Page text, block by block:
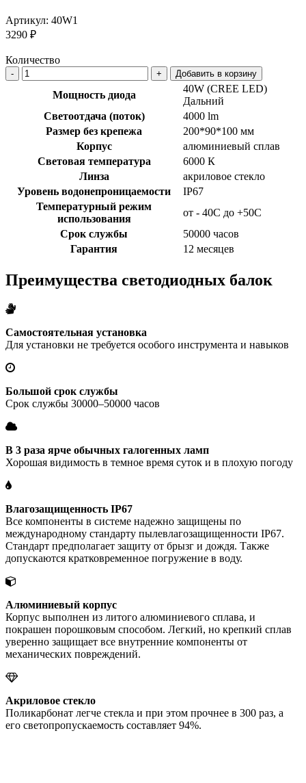
Артикул: 40W1
3290 ₽
Количество
Добавить в корзину
Мощность диода
40W (CREE LED)
Дальний
Светоотдача (поток)
4000 lm
Размер без крепежа
200*90*100 мм
Корпус
алюминиевый сплав
Световая температура
6000 К
Линза
акриловое стекло
Уровень водонепроницаемости
IP67
Температурный режим
использования
от - 40С до +50С
Срок службы
50000 часов
Гарантия
12 месяцев
Преимущества светодиодных балок
Самостоятельная установка
Для установки не требуется особого инструмента и навыков
Большой срок службы
Срок службы 30000–50000 часов
В 3 раза ярче обычных галогенных ламп
Хорошая видимость в темное время суток и в плохую погоду
Влагозащищенность IP67
Все компоненты в системе надежно защищены по
международному стандарту пылевлагозащищенности IP67.
Стандарт предполагает защиту от брызг и дождя. Также
допускаются кратковременное погружение в воду.
Алюминиевый корпус
Корпус выполнен из литого алюминиевого сплава, и
покрашен порошковым способом. Легкий, но крепкий сплав
уверенно защищает все внутренние компоненты от
механических повреждений.
Акриловое стекло
Поликарбонат легче стекла и при этом прочнее в 300 раз, а
его светопропускаемость составляет 94%.